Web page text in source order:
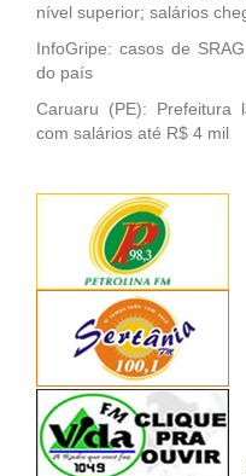
nível superior; salários
InfoGripe: casos de
do país
Caruaru (PE): Prefeitura
com salários até R$ 4 mil